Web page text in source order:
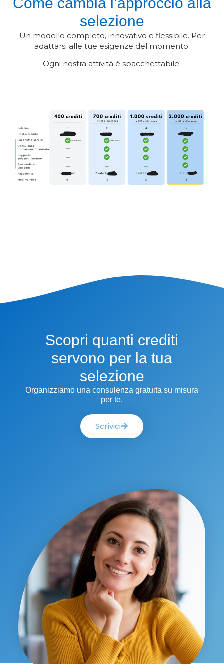
selezione
Un modello completo, innovativo e flessibile. Per
adattarsi alle tue esigenze del momento.
Ogni nostra attività è spacchettabile.
Scopri quanti crediti
servono per la tua
selezione
Organizziamo una consulenza gratuita su misura
per te.
Scrivici